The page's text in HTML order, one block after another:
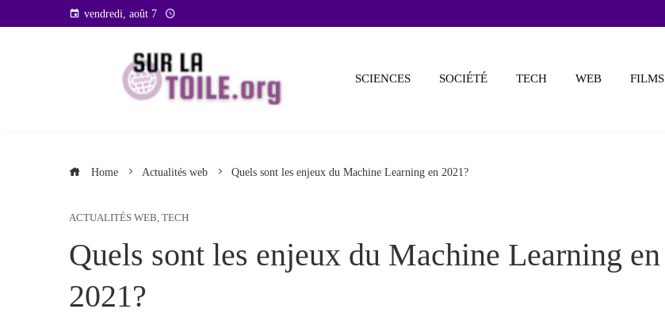
to
vendredi, août 7
SCIENCES SOCIÉTÉ TECH WEB FILMS
Home Actualités web Quels sont les enjeux du Machine Learning en 2021?
ACTUALITÉS WEB, TECH
Quels sont les enjeux du Machine Learning en
2021?